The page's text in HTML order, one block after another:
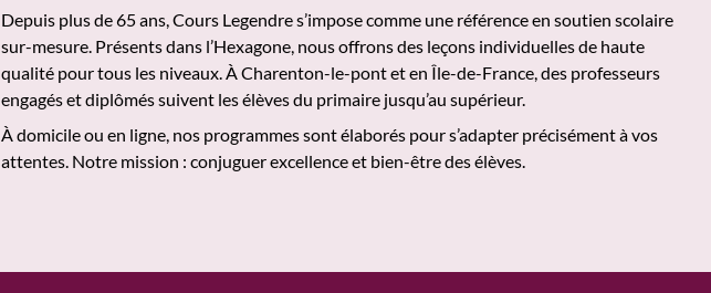
Depuis plus de 65 ans, Cours Legendre s’impose comme une référence en soutien scolaire
sur-mesure. Présents dans l’Hexagone, nous offrons des leçons individuelles de haute
qualité pour tous les niveaux. À Charenton-le-pont et en Île-de-France, des professeurs
engagés et diplômés suivent les élèves du primaire jusqu’au supérieur.
À domicile ou en ligne, nos programmes sont élaborés pour s’adapter précisément à vos
attentes. Notre mission : conjuguer excellence et bien-être des élèves.